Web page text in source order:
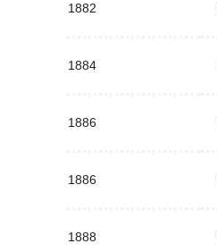
1882
1884
1886
1886
1888